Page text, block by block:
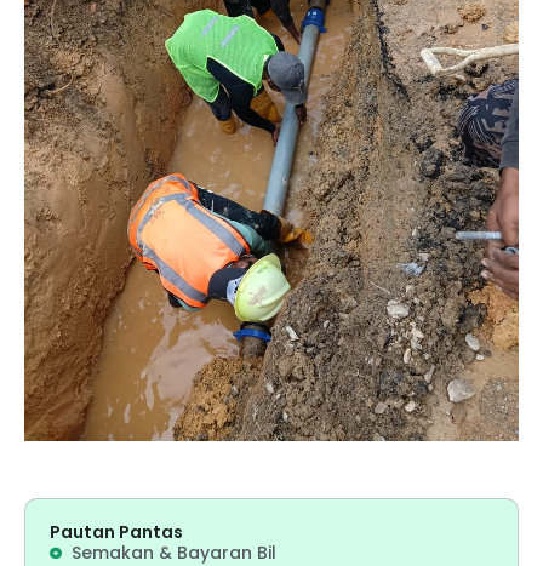
Pautan Pantas
Semakan & Bayaran Bil